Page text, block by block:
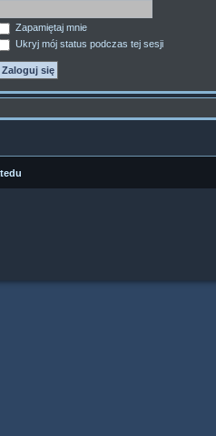
Zapamiętaj mnie
Ukryj mój status podczas tej sesji